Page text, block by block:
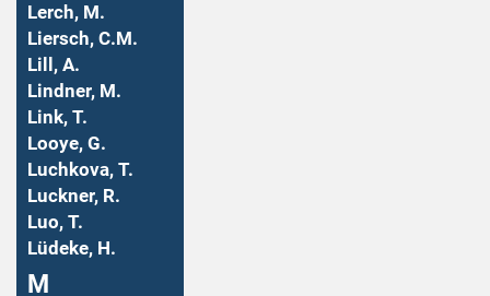
Lerch, M.
Liersch, C.M.
Lill, A.
Lindner, M.
Link, T.
Looye, G.
Luchkova, T.
Luckner, R.
Luo, T.
Lüdeke, H.
M